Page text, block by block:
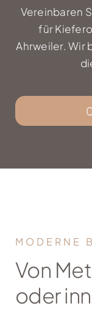
Vereinbaren
für
Ahrweiler. Wir
MODERNE
Von
oder